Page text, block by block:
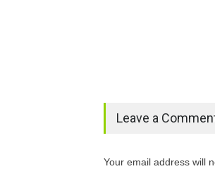
Leave a
Your email address will